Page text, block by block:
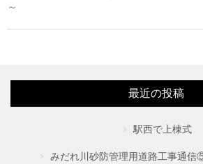
～
最近の投稿
駅西で上棟式
みだれ川砂防管理用道路工事通信